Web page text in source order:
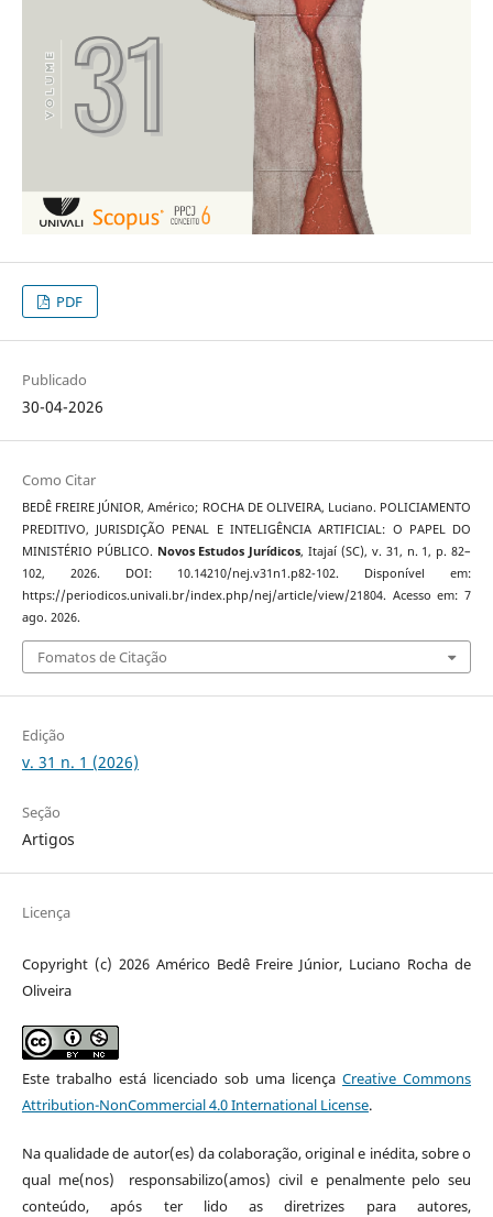
PDF
Publicado
30-04-2026
Como Citar
BEDÊ FREIRE JÚNIOR, Américo; ROCHA DE OLIVEIRA, Luciano. POLICIAMENTO
PREDITIVO, JURISDIÇÃO PENAL E INTELIGÊNCIA ARTIFICIAL: O PAPEL DO
MINISTÉRIO PÚBLICO. Novos Estudos Jurí­dicos, Itajaí­ (SC), v. 31, n. 1, p. 82–
102, 2026. DOI: 10.14210/nej.v31n1.p82-102. Disponível em:
https://periodicos.univali.br/index.php/nej/article/view/21804. Acesso em: 7
ago. 2026.
Fomatos de Citação
Edição
v. 31 n. 1 (2026)
Seção
Artigos
Licença
Copyright (c) 2026 Américo Bedê Freire Júnior, Luciano Rocha de
Oliveira
Este trabalho está licenciado sob uma licençaCreative Commons
Attribution-NonCommercial 4.0 International License.
Na qualidade de autor(es) da colaboração, original e inédita, sobre o
qual me(nos) responsabilizo(amos) civil e penalmente pelo seu
conteúdo, após ter lido as diretrizes para autores,